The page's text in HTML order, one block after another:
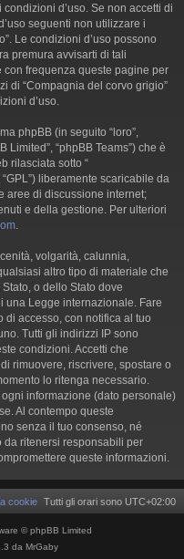
d’uso. Se non accetti di
seguenti non utilizzare i
Le condizioni d’uso possono
premura avvisarti di tali
frequenza queste pagine per
di “Compagnia del corvo grigio”
d’uso.
phpBB (in seguito “loro”,
Limited”, “phpBB Teams”) che è
rilasciata sotto “
“GPL”) liberamente scaricabile da
aree di discussione internet;
e della gestione. Per ulteriori
volgarità, calunnia,
altro tipo di materiale che
o dello Stato dove
una Legge internazionale. Fare
di accesso, con notifica al tuo
Tutti gli indirizzi IP sono
condizioni. Accetti che
rimuovere, riscrivere, spostare o
lo ritenga necessario.
informazione (dato personale)
Al contempo queste
senza il tuo consenso, né
da ritenersi responsabili per
queste informazioni.
Tutti gli orari sono UTC+02:00
cookie
© phpBB Limited
da MrGaby